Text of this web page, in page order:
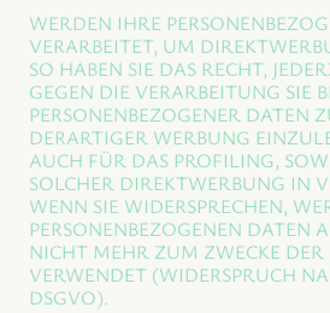
WERDEN IHRE
VERARBEITET, UM
SO HABEN SIE DAS RECHT,
GEGEN DIE VERARBEITUNG SIE
PERSONENBEZOGENER DATEN
DERARTIGER WERBUNG
AUCH FÜR DAS PROFILING,
SOLCHER DIREKTWERBUNG IN
WENN SIE WIDERSPRECHEN,
PERSONENBEZOGENEN DATEN
NICHT MEHR ZUM ZWECKE
VERWENDET (WIDERSPRUCH
DSGVO).